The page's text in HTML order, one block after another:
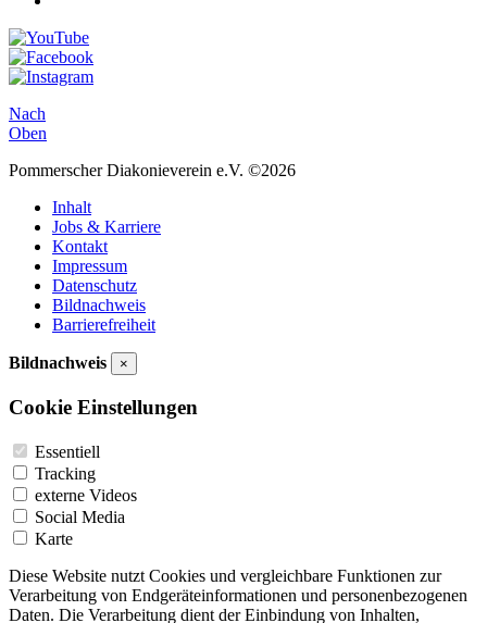
Nach
Oben
Pommerscher Diakonieverein e.V. ©2026
Inhalt
Jobs & Karriere
Kontakt
Impressum
Datenschutz
Bildnachweis
Barrierefreiheit
Bildnachweis ×
Cookie Einstellungen
Essentiell
Tracking
externe Videos
Social Media
Karte
Diese Website nutzt Cookies und vergleichbare Funktionen zur
Verarbeitung von Endgeräteinformationen und personenbezogenen
Daten. Die Verarbeitung dient der Einbindung von Inhalten,